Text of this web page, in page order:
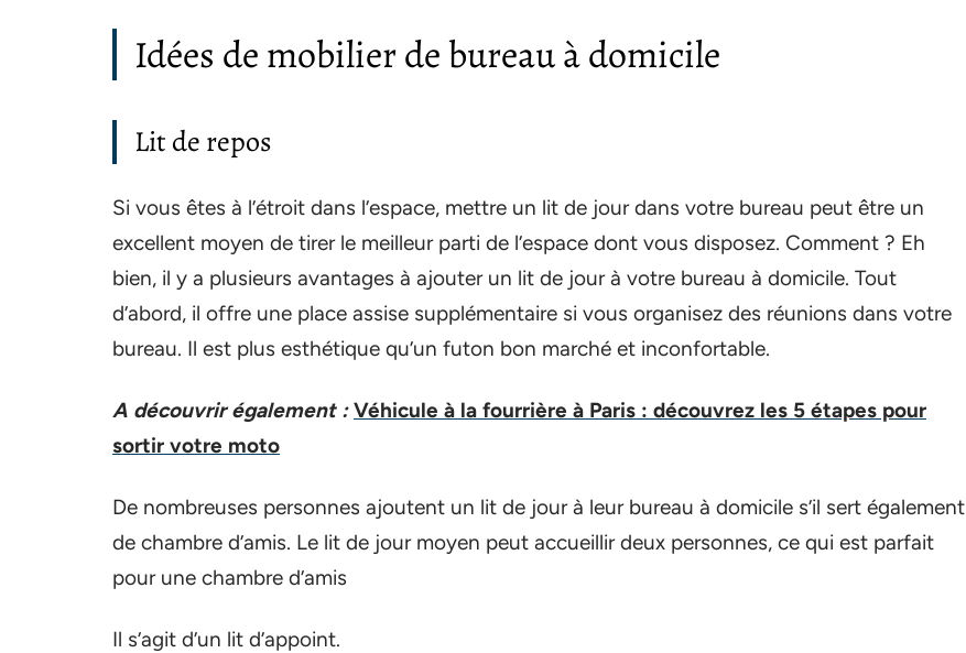
Idées de mobilier de bureau à domicile
Lit de repos
Si vous êtes à l’étroit dans l’espace, mettre un lit de jour dans votre bureau peut être un
excellent moyen de tirer le meilleur parti de l’espace dont vous disposez. Comment ? Eh
bien, il y a plusieurs avantages à ajouter un lit de jour à votre bureau à domicile. Tout
d’abord, il offre une place assise supplémentaire si vous organisez des réunions dans votre
bureau. Il est plus esthétique qu’un futon bon marché et inconfortable.
A découvrir également : Véhicule à la fourrière à Paris : découvrez les 5 étapes pour
sortir votre moto
De nombreuses personnes ajoutent un lit de jour à leur bureau à domicile s’il sert également
de chambre d’amis. Le lit de jour moyen peut accueillir deux personnes, ce qui est parfait
pour une chambre d’amis
Il s’agit d’un lit d’appoint.